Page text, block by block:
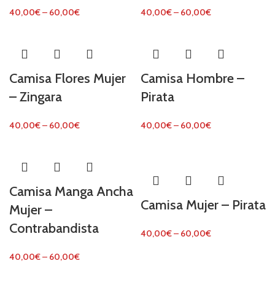
40,00€– 60,00€ 40,00€– 60,00€
Camisa Flores Mujer
– Zingara
40,00€– 60,00€
Camisa Hombre –
Pirata
40,00€– 60,00€
Camisa Manga Ancha
Mujer –
Contrabandista
40,00€– 60,00€
Camisa Mujer – Pirata
40,00€– 60,00€